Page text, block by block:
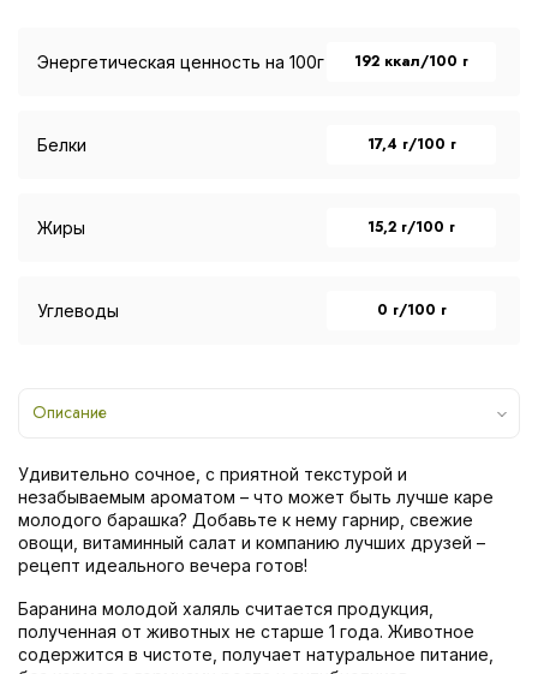
Энергетическая ценность на 100г 192 ккал/100 г
Белки 17,4 г/100 г
Жиры 15,2 г/100 г
Углеводы 0 г/100 г
Описание
Удивительно сочное, с приятной текстурой и
незабываемым ароматом – что может быть лучше каре
молодого барашка? Добавьте к нему гарнир, свежие
овощи, витаминный салат и компанию лучших друзей –
рецепт идеального вечера готов!
Баранина молодой халяль считается продукция,
полученная от животных не старше 1 года. Животное
содержится в чистоте, получает натуральное питание,